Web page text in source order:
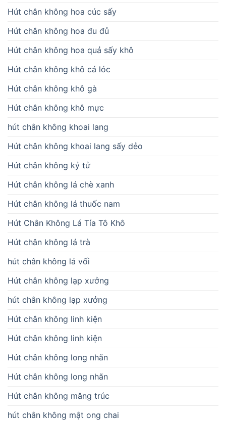
Hút chân không hoa cúc sấy
Hút chân không hoa đu đủ
Hút chân không hoa quả sấy khô
Hút chân không khô cá lóc
Hút chân không khô gà
Hút chân không khô mực
hút chân không khoai lang
Hút chân không khoai lang sấy dẻo
Hút chân không kỷ tử
Hút chân không lá chè xanh
Hút chân không lá thuốc nam
Hút Chân Không Lá Tía Tô Khô
Hút chân không lá trà
hút chân không lá vối
Hút chân không lạp xưởng
hút chân không lạp xưởng
Hút chân không linh kiện
Hút chân không linh kiện
Hút chân không long nhãn
Hút chân không long nhãn
Hút chân không măng trúc
hút chân không mật ong chai